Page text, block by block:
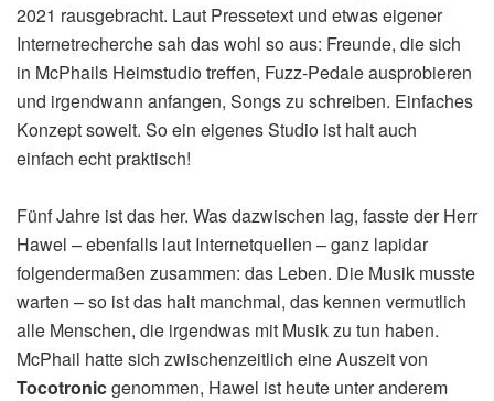
2021 rausgebracht. Laut Pressetext und etwas eigener
Internetrecherche sah das wohl so aus: Freunde, die sich
in McPhails Heimstudio treffen, Fuzz-Pedale ausprobieren
und irgendwann anfangen, Songs zu schreiben. Einfaches
Konzept soweit. So ein eigenes Studio ist halt auch
einfach echt praktisch!
Fünf Jahre ist das her. Was dazwischen lag, fasste der Herr
Hawel – ebenfalls laut Internetquellen – ganz lapidar
folgendermaßen zusammen: das Leben. Die Musik musste
warten – so ist das halt manchmal, das kennen vermutlich
alle Menschen, die irgendwas mit Musik zu tun haben.
McPhail hatte sich zwischenzeitlich eine Auszeit von
Tocotronicgenommen, Hawel ist heute unter anderem